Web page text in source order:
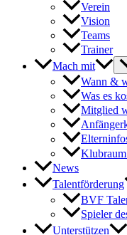
Verein
Vision
Teams
Trainer
Mach mit
Wann &
Was es
Mitglied
News
Talentförderung
BVF
Spieler
Unterstützen